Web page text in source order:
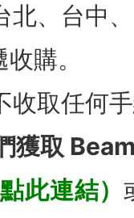
北、台中
購。
收取任何
獲取
點此連結）